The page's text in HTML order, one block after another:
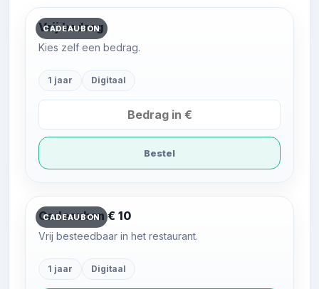
CADEAUBON
Vrij bedrag
Kies zelf een bedrag.
1 jaar Digitaal
Bestel
CADEAUBON
Cadeaubon € 10
Vrij besteedbaar in het restaurant.
1 jaar Digitaal